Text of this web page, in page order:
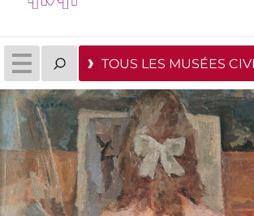
TOUS LES MUSÉES